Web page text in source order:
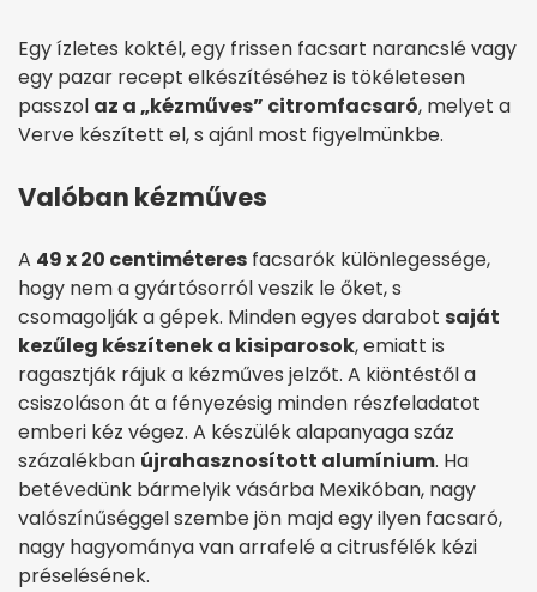
Egy ízletes koktél, egy frissen facsart narancslé vagy
egy pazar recept elkészítéséhez is tökéletesen
passzol az a „kézműves” citromfacsaró, melyet a
Verve készített el, s ajánl most figyelmünkbe.
Valóban kézműves
A 49 x 20 centiméteres facsarók különlegessége,
hogy nem a gyártósorról veszik le őket, s
csomagolják a gépek. Minden egyes darabot saját
kezűleg készítenek a kisiparosok, emiatt is
ragasztják rájuk a kézműves jelzőt. A kiöntéstől a
csiszoláson át a fényezésig minden részfeladatot
emberi kéz végez. A készülék alapanyaga száz
százalékban újrahasznosított alumínium. Ha
betévedünk bármelyik vásárba Mexikóban, nagy
valószínűséggel szembe jön majd egy ilyen facsaró,
nagy hagyománya van arrafelé a citrusfélék kézi
préselésének.